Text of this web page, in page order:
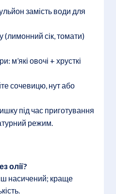
замість води для
(лимонний сік, томати)
м’які овочі + хрусткі
сочевицю, нут або
під час приготування
режим.
олії?
насичений; краще